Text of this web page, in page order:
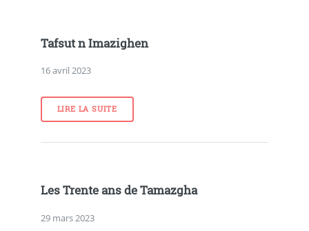
Tafsut n Imazighen
16 avril 2023
LIRE LA SUITE
Les Trente ans de Tamazgha
29 mars 2023